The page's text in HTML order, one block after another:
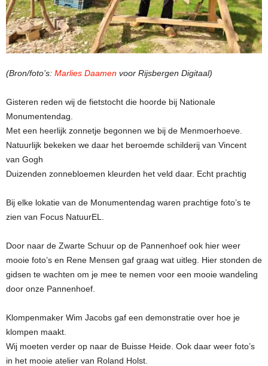
(Bron/foto’s: Marlies Daamen voor Rijsbergen Digitaal)
Gisteren reden wij de fietstocht die hoorde bij Nationale
Monumentendag.
Met een heerlijk zonnetje begonnen we bij de Menmoerhoeve.
Natuurlijk bekeken we daar het beroemde schilderij van Vincent
van Gogh
Duizenden zonnebloemen kleurden het veld daar. Echt prachtig
Bij elke lokatie van de Monumentendag waren prachtige foto’s te
zien van Focus NatuurEL.
Door naar de Zwarte Schuur op de Pannenhoef ook hier weer
mooie foto’s en Rene Mensen gaf graag wat uitleg. Hier stonden de
gidsen te wachten om je mee te nemen voor een mooie wandeling
door onze Pannenhoef.
Klompenmaker Wim Jacobs gaf een demonstratie over hoe je
klompen maakt.
Wij moeten verder op naar de Buisse Heide. Ook daar weer foto’s
in het mooie atelier van Roland Holst.